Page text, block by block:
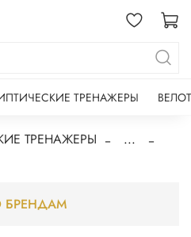
ТРЕНАЖЕРЫ
ТРЕНАЖЕРЫ
...
БРЕНДАМ